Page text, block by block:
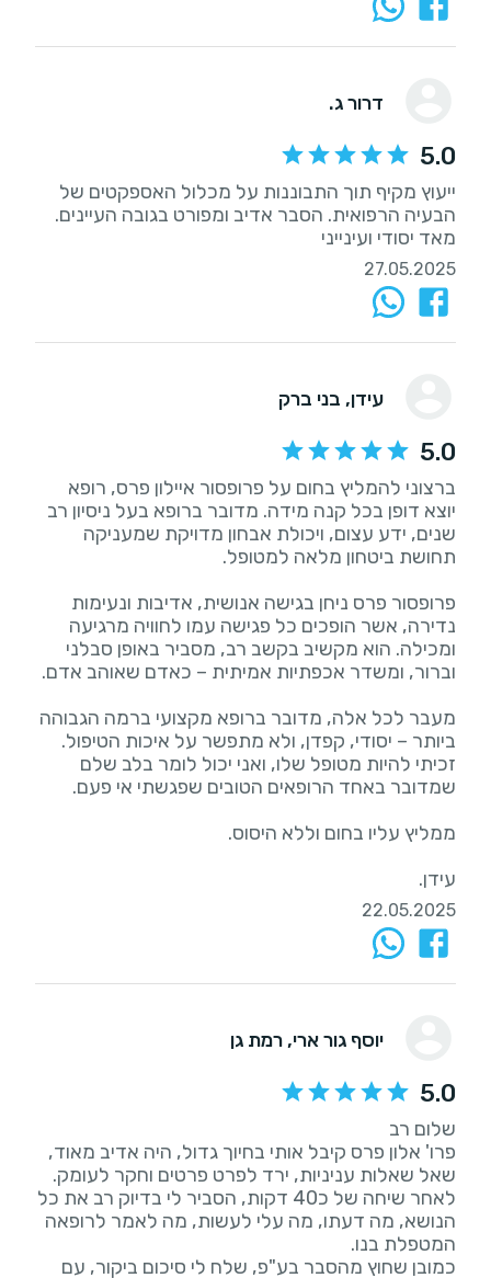
דרור ג.
5.0
ייעוץ מקיף תוך התבוננות על מכלול האספקטים של
הבעיה הרפואית. הסבר אדיב ומפורט בגובה העיינים.
מאד יסודי ועינייני
27.05.2025
עידן, בני ברק
5.0
ברצוני להמליץ בחום על פרופסור איילון פרס, רופא
יוצא דופן בכל קנה מידה. מדובר ברופא בעל ניסיון רב
שנים, ידע עצום, ויכולת אבחון מדויקת שמעניקה
פרופסור פרס ניחן בגישה אנושית, אדיבות ונעימות
נדירה, אשר הופכים כל פגישה עמו לחוויה מרגיעה
ומכילה. הוא מקשיב בקשב רב, מסביר באופן סבלני
מעבר לכל אלה, מדובר ברופא מקצועי ברמה הגבוהה
ביותר – יסודי, קפדן, ולא מתפשר על איכות הטיפול.
זכיתי להיות מטופל שלו, ואני יכול לומר בלב שלם
עידן.
22.05.2025
יוסף גור ארי, רמת גן
5.0
פרו' אלון פרס קיבל אותי בחיוך גדול, היה אדיב מאוד,
לאחר שיחה של כ40 דקות, הסביר לי בדיוק רב את כל
הנושא, מה דעתו, מה עלי לעשות, מה לאמר לרופאה
כמובן שחוץ מהסבר בע"פ, שלח לי סיכום ביקור, עם